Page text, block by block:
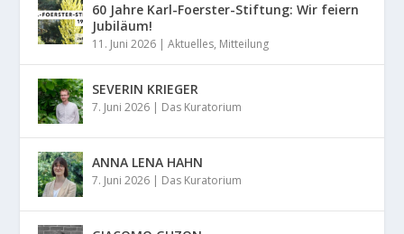
60 Jahre Karl-Foerster-Stiftung: Wir feiern
Jubiläum!
11. Juni 2026 |Aktuelles, Mitteilung
SEVERIN KRIEGER
7. Juni 2026 | Das Kuratorium
ANNA LENA HAHN
7. Juni 2026 | Das Kuratorium